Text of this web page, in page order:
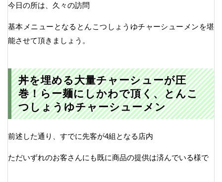
今日の所は、久々の訪問
基本メニューとなるとんこつしょうゆチャーシューメンを堪
能させて頂きましょう。
丼を埋める大量チャーシューが圧
巻！らー麺にしかわで頂く、とんこ
つしょうゆチャーシューメン
前述した通り、すでに先客が4組となる店内
ただいずれのお客さんにも既に商品の提供は済んでいる様で